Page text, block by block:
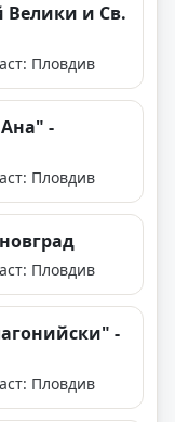
Велики и Св.
Пловдив
-
Пловдив
Пловдив
-
Пловдив